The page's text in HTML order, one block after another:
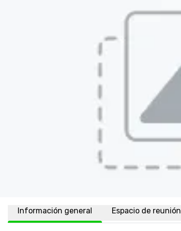
Información general Espacio de reunión